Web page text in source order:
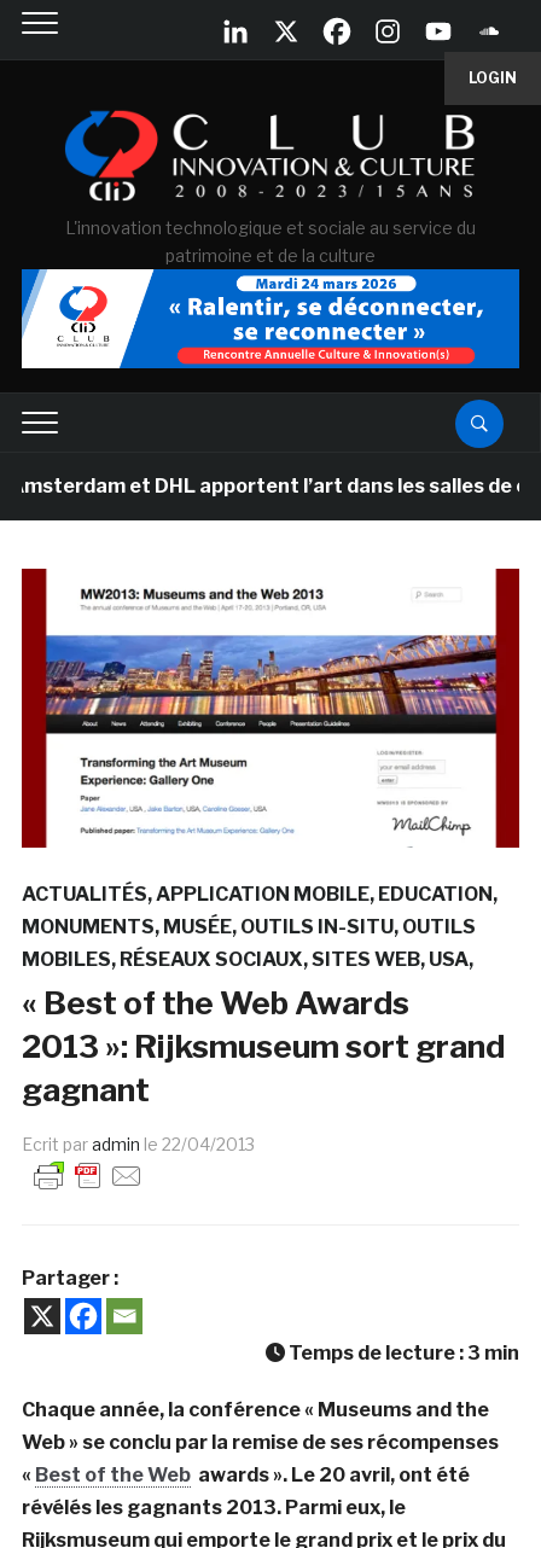
LOGIN
L'innovation technologique et sociale au service du
patrimoine et de la culture
et DHL apportent l’art dans les salles de classe
ACTUALITÉS APPLICATION MOBILE EDUCATION
MONUMENTS MUSÉE OUTILS IN-SITU OUTILS
MOBILES RÉSEAUX SOCIAUX SITES WEB USA
« Best of the Web Awards
2013 »: Rijksmuseum sort grand
gagnant
Ecrit paradmin le 22/04/2013
Partager :
Temps de lecture : 3 min
Chaque année, la conférence « Museums and the
Web » se conclu par la remise de ses récompenses
« Best of the Webawards ». Le 20 avril, ont été
révélés les gagnants 2013. Parmi eux, le
Rijksmuseum qui emporte le grand prix et le prix du